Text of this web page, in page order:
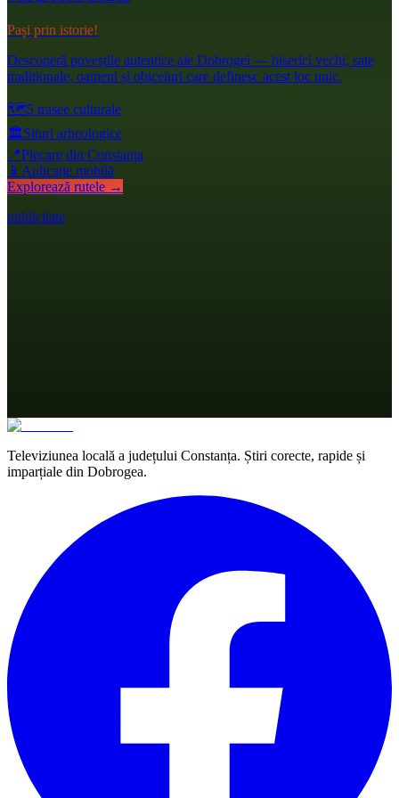
Pași prin istorie!
Descoperă poveștile autentice ale Dobrogei — biserici vechi, sate
tradiționale, oameni și obiceiuri care definesc acest loc unic.
🗺️5 trasee culturale
🏛️Situri arheologice
📍Plecare din Constanța
📱 Aplicație mobilă
Explorează rutele →
publicitate
Televiziunea locală a județului Constanța. Știri corecte, rapide și
imparțiale din Dobrogea.